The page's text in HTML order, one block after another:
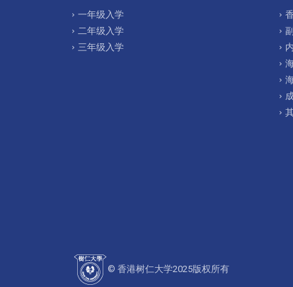
一年级入学
二年级入学
三年级入学
© 香港树仁大学2025版权所有